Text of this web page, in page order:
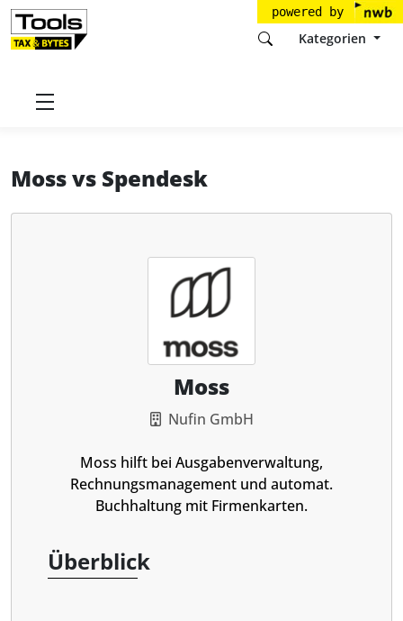
powered by
Kategorien
Startseite
Mossvs Spendesk
Moss
Nufin GmbH
Moss hilft bei Ausgabenverwaltung,
Rechnungsmanagement und automat.
Buchhaltung mit Firmenkarten.
Überblick